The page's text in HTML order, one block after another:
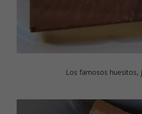
Los famosos huesitos,